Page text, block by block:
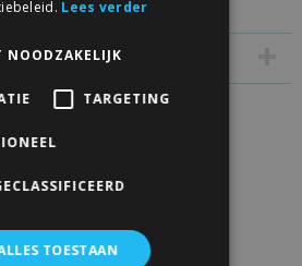
totaal.nl
Lees verder
NOODZAKELIJK
TARGETING
TOESTAAN